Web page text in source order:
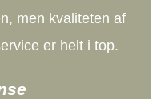
men kvaliteten af
er helt i top.